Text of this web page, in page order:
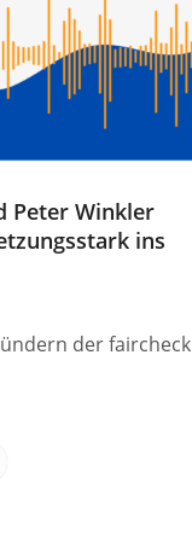
Peter Winkler
ins
der faircheck